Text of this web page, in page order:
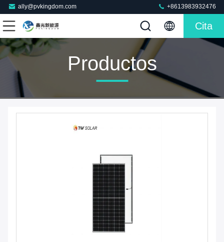
ally@pvkingdom.com +8613983932476
Cita
Productos